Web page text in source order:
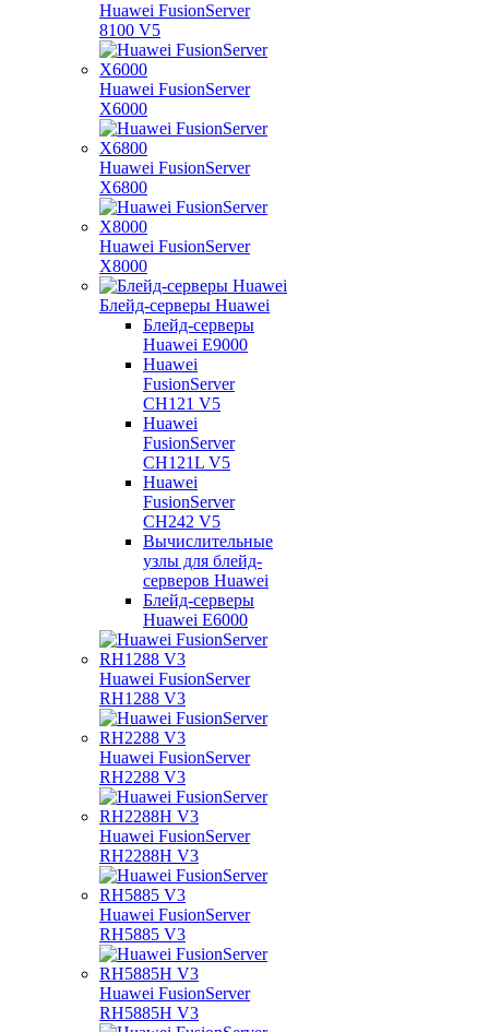
Huawei FusionServer
8100 V5
Huawei FusionServer
X6000
Huawei FusionServer
X6800
Huawei FusionServer
X8000
Блейд-серверы Huawei
Блейд-серверы
Huawei E9000
Huawei
FusionServer
CH121 V5
Huawei
FusionServer
CH121L V5
Huawei
FusionServer
CH242 V5
Вычислительные
узлы для блейд-
серверов Huawei
Блейд-серверы
Huawei E6000
Huawei FusionServer
RH1288 V3
Huawei FusionServer
RH2288 V3
Huawei FusionServer
RH2288H V3
Huawei FusionServer
RH5885 V3
Huawei FusionServer
RH5885H V3